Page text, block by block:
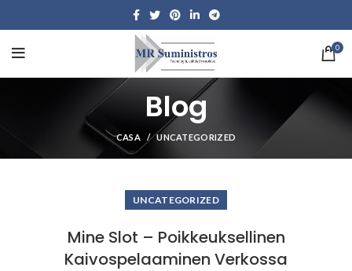
0
Blog
CASA UNCATEGORIZED
UNCATEGORIZED
Mine Slot – Poikkeuksellinen
Kaivospelaaminen Verkossa